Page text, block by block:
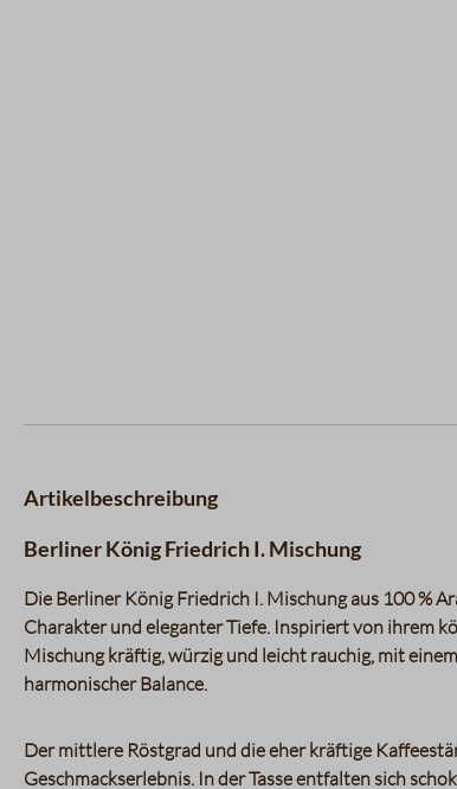
Artikelbeschreibung
Berliner König Friedrich I. Mischung
Die Berliner König Friedrich I. Mischung aus 100 %
Charakter und eleganter Tiefe. Inspiriert von ihrem
Mischung kräftig, würzig und leicht rauchig, mit
harmonischer Balance.
Der mittlere Röstgrad und die eher kräftige
Geschmackserlebnis. In der Tasse entfalten sich